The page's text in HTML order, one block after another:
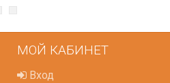
МОЙ КАБИНЕТ
Вход